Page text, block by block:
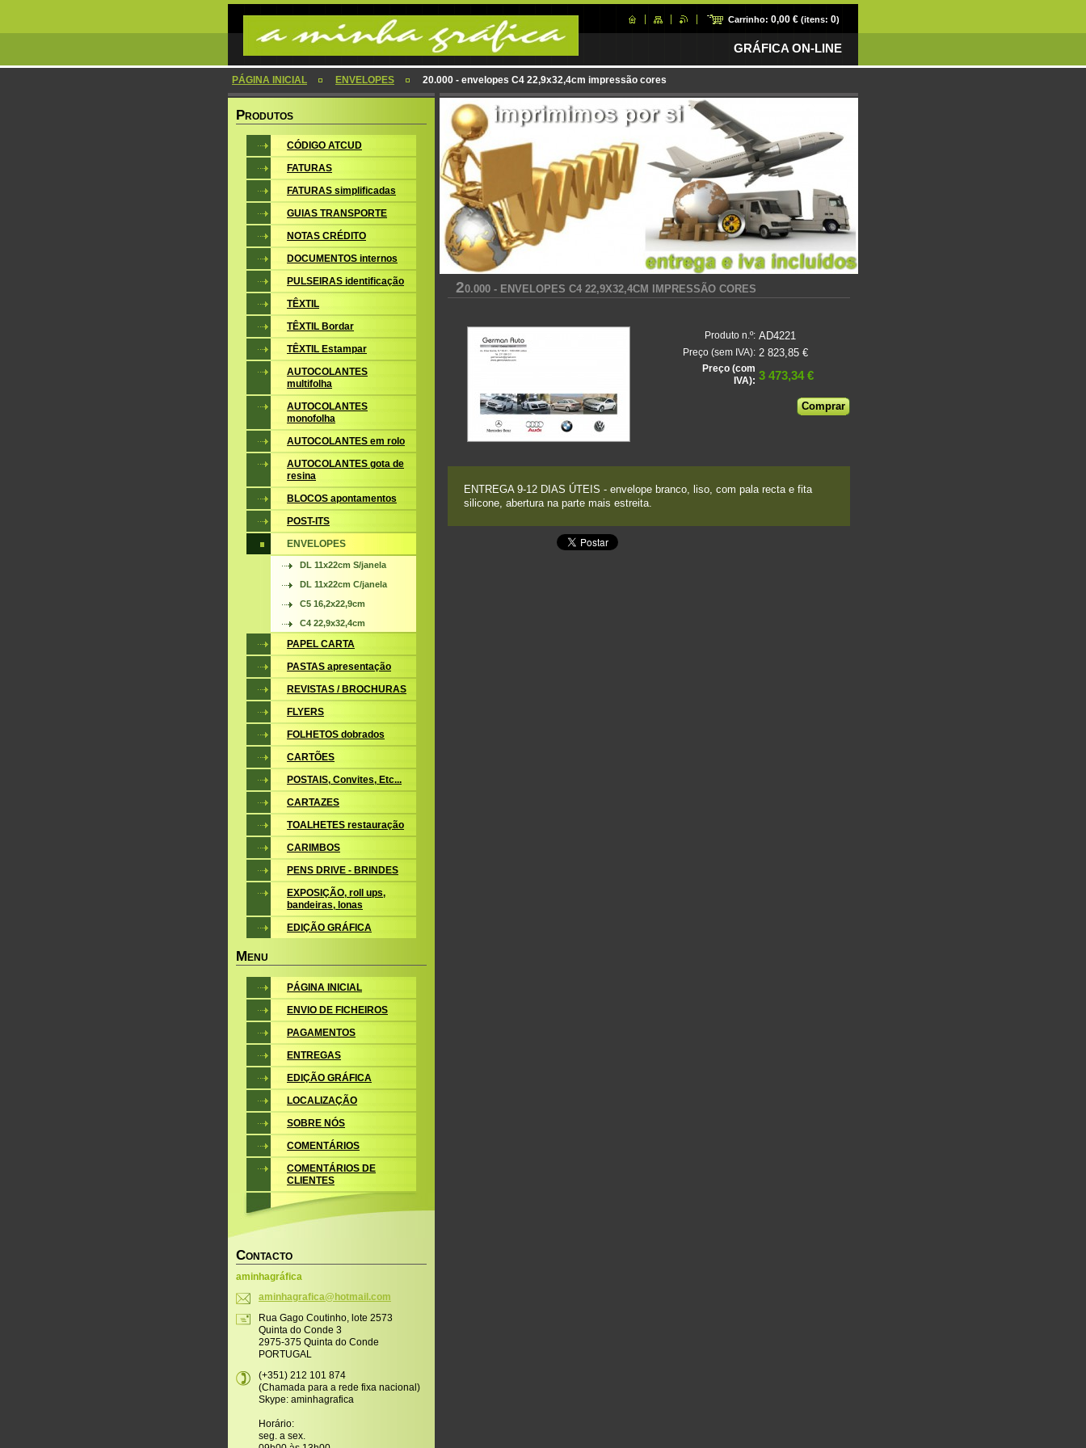
Carrinho: 0,00 € (itens: 0)
GRÁFICA ON-LINE
PÁGINA INICIAL ENVELOPES 20.000 - envelopes C4 22,9x32,4cm impressão cores
20.000 - ENVELOPES C4 22,9X32,4CM IMPRESSÃO CORES
Produto n.º: AD4221
Preço (sem IVA): 2 823,85 €
Preço (com
IVA): 3 473,34 €
ENTREGA 9-12 DIAS ÚTEIS - envelope branco, liso, com pala recta e fita
silicone, abertura na parte mais estreita.
PRODUTOS
CÓDIGO ATCUD
FATURAS
FATURAS simplificadas
GUIAS TRANSPORTE
NOTAS CRÉDITO
DOCUMENTOS internos
PULSEIRAS identificação
TÊXTIL
TÊXTIL Bordar
TÊXTIL Estampar
AUTOCOLANTES
multifolha
AUTOCOLANTES
monofolha
AUTOCOLANTES em rolo
AUTOCOLANTES gota de
resina
BLOCOS apontamentos
POST-ITS
ENVELOPES
DL 11x22cm S/janela
DL 11x22cm C/janela
C5 16,2x22,9cm
C4 22,9x32,4cm
PAPEL CARTA
PASTAS apresentação
REVISTAS / BROCHURAS
FLYERS
FOLHETOS dobrados
CARTÕES
POSTAIS, Convites, Etc...
CARTAZES
TOALHETES restauração
CARIMBOS
PENS DRIVE - BRINDES
EXPOSIÇÃO, roll ups,
bandeiras, lonas
EDIÇÃO GRÁFICA
M ENU
PÁGINA INICIAL
ENVIO DE FICHEIROS
PAGAMENTOS
ENTREGAS
EDIÇÃO GRÁFICA
LOCALIZAÇÃO
SOBRE NÓS
COMENTÁRIOS
COMENTÁRIOS DE
CLIENTES
CONTACTO
aminhagráfica
aminhagrafica@hotmail.com
Rua Gago Coutinho, lote 2573
Quinta do Conde 3
2975-375 Quinta do Conde
PORTUGAL
(+351) 212 101 874
(Chamada para a rede fixa nacional)
Skype: aminhagrafica
Horário:
seg. a sex.